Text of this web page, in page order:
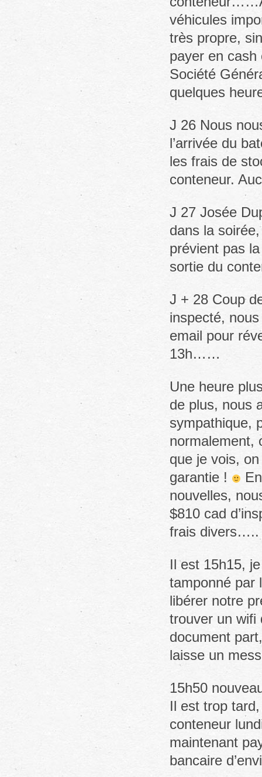
véhicules
très propre,
payer en cash
Société
quelques
J 26 Nous
l’arrivée du
les frais de
conteneur.
J 27 Josée
dans la
prévient pas
sortie du
J + 28 Coup
inspecté,
email pour
13h……
Une heure
de plus, nous
sympathique,
normalement,
que je vois,
garantie !
nouvelles,
$810 cad
frais divers…..
Il est 15h15,
tamponné par
libérer notre
trouver un
document
laisse un
15h50
Il est trop
conteneur
maintenant
bancaire